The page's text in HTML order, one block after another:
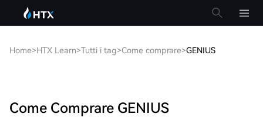
Home>HTX Learn>Tutti i tag>Come comprare>GENIUS
Come Comprare GENIUS